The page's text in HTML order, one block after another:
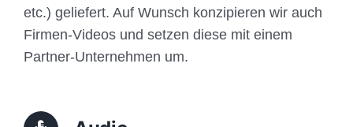
etc.) geliefert. Auf Wunsch konzipieren wir auch
Firmen-Videos und setzen diese mit einem
Partner-Unternehmen um.